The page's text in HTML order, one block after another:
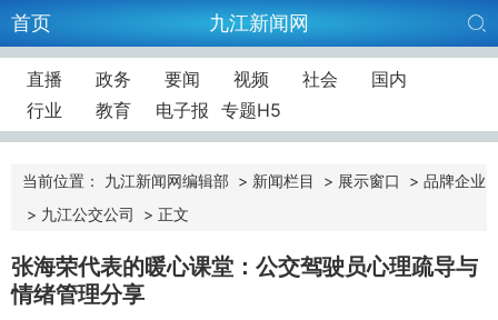
首页 九江新闻网
直播 政务 要闻 视频 社会
国内
行业
教育 电子报 专题H5
当前位置： 九江新闻网编辑部 > 新闻栏目 > 展示窗口 > 品牌企业
> 九江公交公司 > 正文
张海荣代表的暖心课堂：公交驾驶员心理疏导与
情绪管理分享